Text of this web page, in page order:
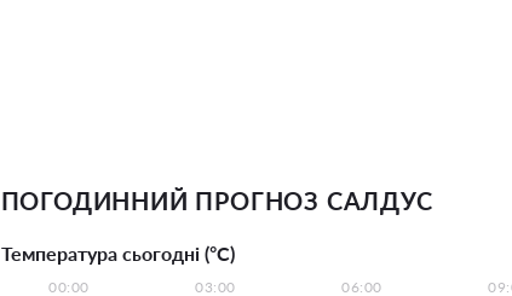
ПОГОДИННИЙ ПРОГНОЗ САЛДУС
Температура сьогодні (°С)
00:00 03:00 06:00